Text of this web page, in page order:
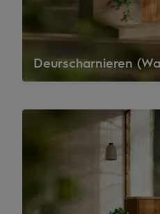
Deurscharnieren